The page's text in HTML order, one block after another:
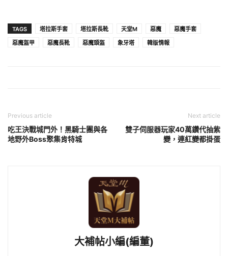
TAGS 塔拉斯手套 塔拉斯長靴 天堂M 惡魔
惡魔手套
惡魔盔甲
惡魔長靴 惡魔頭盔 象牙塔 韓版情報
Previous article
吃王決戰城門外！黑騎士團與各
地野外Boss聚集肯特城
Next article
雙子伺服器玩家40萬鑽代抽紫
變，連紅變都掛蛋
大補帖小編(編董)